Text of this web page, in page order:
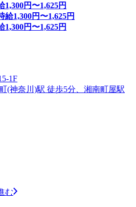
1,300円〜1,625円
給1,300円〜1,625円
1,300円〜1,625円
1F
(神奈川)駅 徒歩5分、湘南町屋駅
む